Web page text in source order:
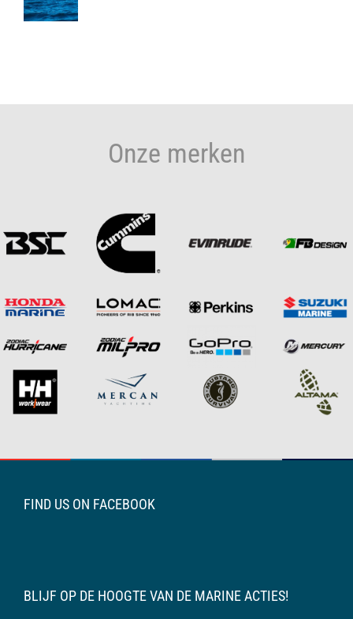
Onze merken
FIND US ON FACEBOOK
BLIJF OP DE HOOGTE VAN DE MARINE ACTIES!